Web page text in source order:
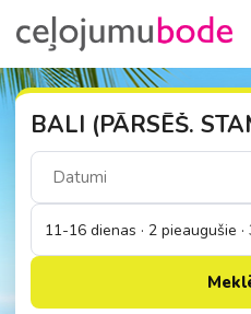
BALI (PĀRSĒŠ.
11-16 dienas · 2 pieaugušie